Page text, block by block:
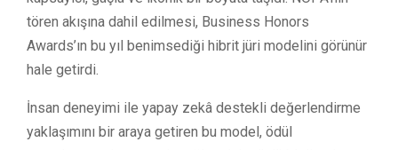
tören akışına dahil edilmesi, Business Honors
Awards’ın bu yıl benimsediği hibrit jüri modelini görünür
hale getirdi.
İnsan deneyimi ile yapay zekâ destekli değerlendirme
yaklaşımını bir araya getiren bu model, ödül